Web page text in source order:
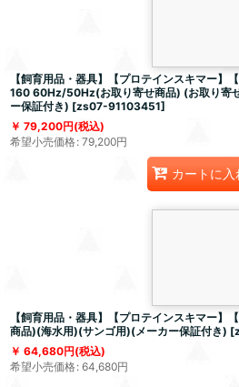
【飼育用品・器具】【プロテインスキマー
160 60Hz/50Hz(お取り寄せ商品) (お取り寄
ー保証付き) [zs07-91103451]
79,200円(税込)
希望小売価格: 79,200円
カートに入
【飼育用品・器具】【プロテインスキマー
商品)(海水用)(サンゴ用)(メーカー保証付き) [
64,680円(税込)
希望小売価格: 64,680円